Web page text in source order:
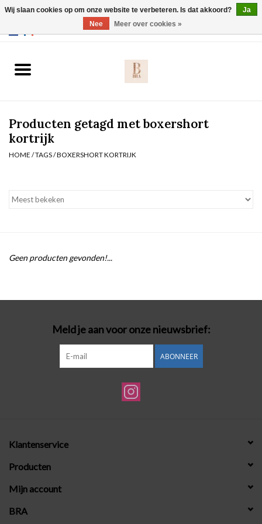
Slip
Body
Homewear
Producten getagd met boxershort
kortrijk
HOME /TAGS/BOXERSHORT KORTRIJK
Geen producten gevonden!...
Meld je aan voor onze nieuwsbrief:
ABONNEER
Klantenservice
Producten
Mijn account
BRA
Wij slaan cookies op om onze website te verbeteren. Is dat akkoord?
Ja
Nee
Meer over cookies »
Webshop werkt met EU maten. .